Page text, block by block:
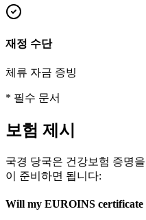
재정 수단
체류 자금 증빙
* 필수 문서
보험 제시
국경 당국은 건강보험 증명
이 준비하면 됩니다:
Will my EUROINS certificate